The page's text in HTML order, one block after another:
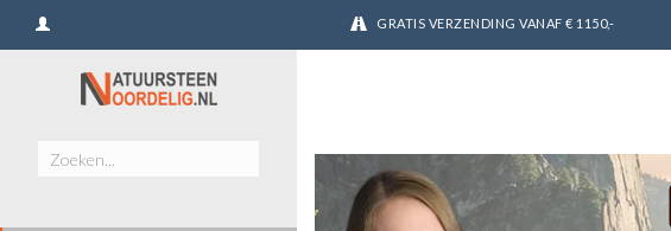
GRATIS VERZENDING VANAF € 1150,-